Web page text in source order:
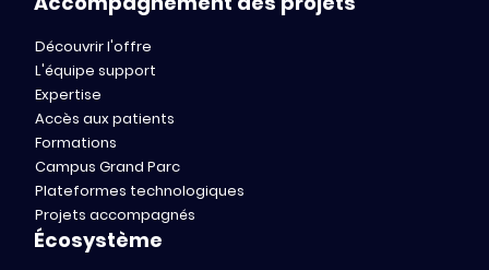
Découvrir l'offre
L'équipe support
Expertise
Accès aux patients
Formations
Campus Grand Parc
Plateformes technologiques
Projets accompagnés
Écosystème